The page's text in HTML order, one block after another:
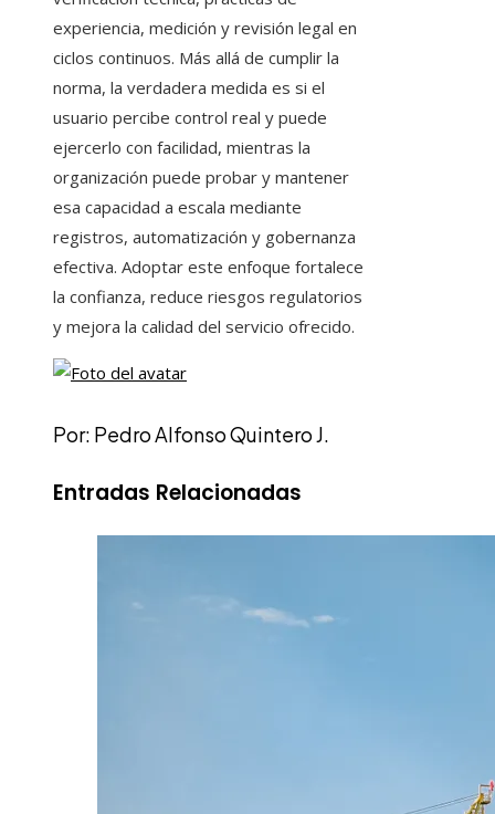
experiencia, medición y revisión legal en
ciclos continuos. Más allá de cumplir la
norma, la verdadera medida es si el
usuario percibe control real y puede
ejercerlo con facilidad, mientras la
organización puede probar y mantener
esa capacidad a escala mediante
registros, automatización y gobernanza
efectiva. Adoptar este enfoque fortalece
la confianza, reduce riesgos regulatorios
y mejora la calidad del servicio ofrecido.
Por: Pedro Alfonso Quintero J.
Entradas Relacionadas